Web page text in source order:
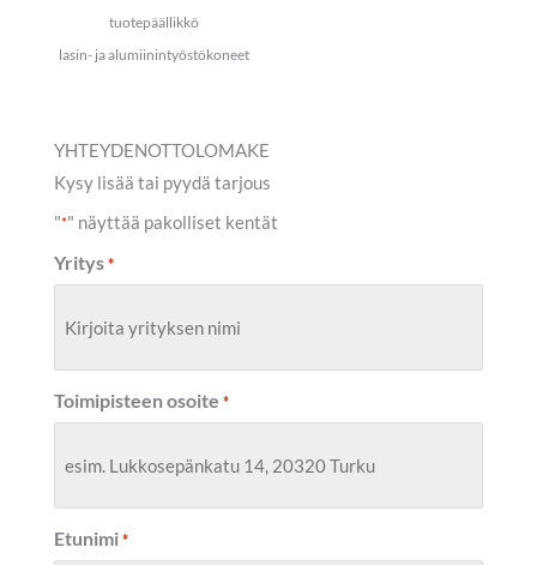
tuotepäällikkö
lasin- ja alumiinintyöstökoneet
YHTEYDENOTTOLOMAKE
Kysy lisää tai pyydä tarjous
"*" näyttää pakolliset kentät
Yritys *
Toimipisteen osoite *
Etunimi *